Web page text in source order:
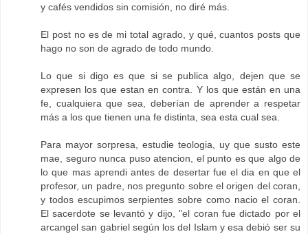
y cafés vendidos sin comisión, no diré más.
El post no es de mi total agrado, y qué, cuantos posts que
hago no son de agrado de todo mundo.
Lo que si digo es que si se publica algo, dejen que se
expresen los que estan en contra. Y los que están en una
fe, cualquiera que sea, deberían de aprender a respetar
más a los que tienen una fe distinta, sea esta cual sea.
Para mayor sorpresa, estudie teologia, uy que susto este
mae, seguro nunca puso atencion, el punto es que algo de
lo que mas aprendi antes de desertar fue el dia en que el
profesor, un padre, nos pregunto sobre el origen del coran,
y todos escupimos serpientes sobre como nacio el coran.
El sacerdote se levantó y dijo, "el coran fue dictado por el
arcangel san gabriel según los del Islam y esa debió ser su